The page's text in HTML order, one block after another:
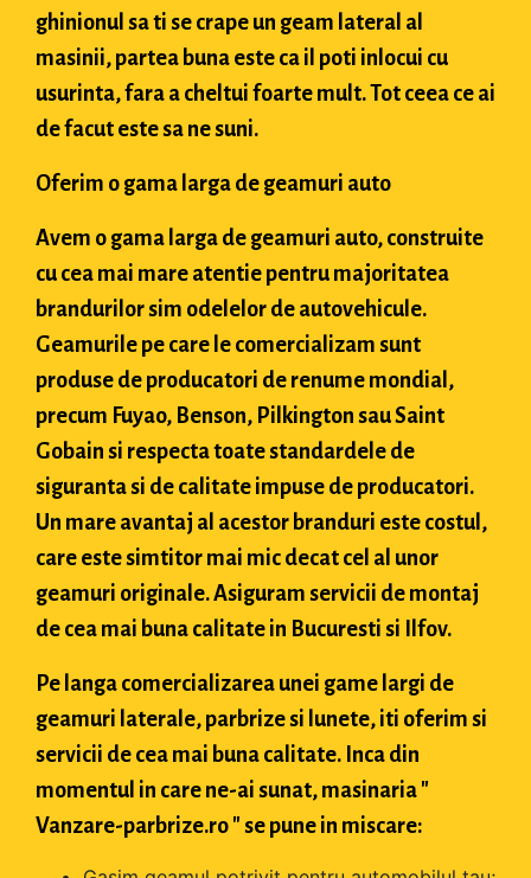
ghinionul sa ti se crape un geam lateral al
masinii, partea buna este ca il poti inlocui cu
usurinta, fara a cheltui foarte mult. Tot ceea ce ai
de facut este sa ne suni.
Oferim o gama larga de geamuri auto
Avem o gama larga de geamuri auto, construite
cu cea mai mare atentie pentru majoritatea
brandurilor sim odelelor de autovehicule.
Geamurile pe care le comercializam sunt
produse de producatori de renume mondial,
precum Fuyao, Benson, Pilkington sau Saint
Gobain si respecta toate standardele de
siguranta si de calitate impuse de producatori.
Un mare avantaj al acestor branduri este costul,
care este simtitor mai mic decat cel al unor
geamuri originale. Asiguram servicii de montaj
de cea mai buna calitate in Bucuresti si Ilfov.
Pe langa comercializarea unei game largi de
geamuri laterale, parbrize si lunete, iti oferim si
servicii de cea mai buna calitate. Inca din
momentul in care ne-ai sunat, masinaria "
Vanzare-parbrize.ro " se pune in miscare: